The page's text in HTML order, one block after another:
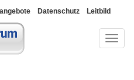
Datenschutz
Leitbild